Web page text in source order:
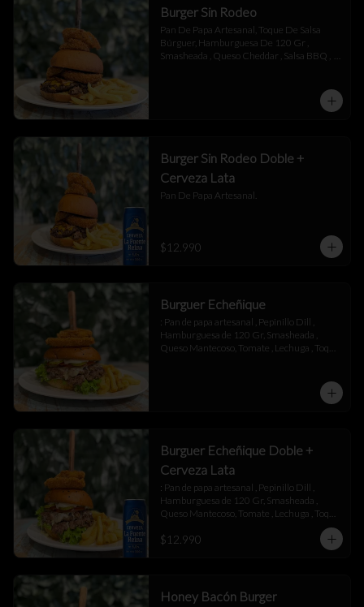
Burger Sin Rodeo
Pan De Papa Artesanal, Toque De Salsa
Búrguer, Hamburguesa De 120 Gr ,
Smasheada , Queso Cheddar , Salsa BBQ ,
Burger Sin Rodeo Doble +
Cerveza Lata
Pan De Papa Artesanal.
$12.990
Burguer Echeñique
: Pan de papa artesanal , Pepinillo Dill ,
Hamburguesa de 120 Gr, Smasheada ,
Queso Mantecoso, Tomate , Lechuga , Toque
Burguer Echeñique Doble +
Cerveza Lata
: Pan de papa artesanal , Pepinillo Dill ,
Hamburguesa de 120 Gr, Smasheada ,
Queso Mantecoso, Tomate , Lechuga , Toque
$12.990
Honey Bacón Burger